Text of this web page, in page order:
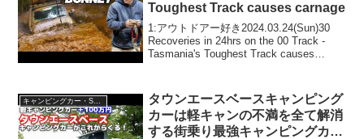
Toughest Track causes carnage
1:アウトドアー好き2024.03.24(Sun)30
Recoveries in 24hrs on the 00 Track -
Tasmania's Toughest Track causes
タウンエースベースキャンピング
カーは軽キャンの不満を全て解消
する街乗り最強キャンピングカー